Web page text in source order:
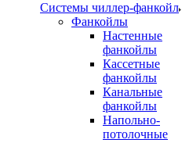
Системы чиллер-фанкойл
Фанкойлы
Настенные
фанкойлы
Кассетные
фанкойлы
Канальные
фанкойлы
Напольно-
потолочные